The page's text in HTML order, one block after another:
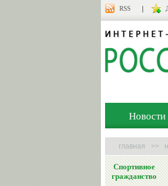
RSS
Новости
главная >>
Спортивное
гражданство